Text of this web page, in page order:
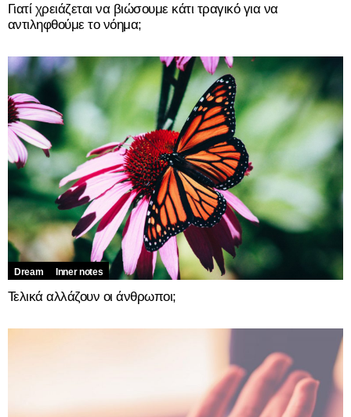
Γιατί χρειάζεται να βιώσουμε κάτι τραγικό για να
αντιληφθούμε το νόημα;
Dream Inner notes
Τελικά αλλάζουν οι άνθρωποι;